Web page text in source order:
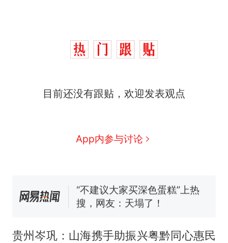
目前还没有跟贴，欢迎发表观点
App内参与讨论
热
十多万人报名的考试，成绩
交5060元才肯搬上楼！女子傻
佛山一中学招聘物理教师，笔
试前13名均遭淘汰？教育局：
“不建议大家买深色蛋糕”上热
搜，网友：天塌了！
全部作废，公平么？
贵州岑巩：山海携手助振兴粤黔同心惠民